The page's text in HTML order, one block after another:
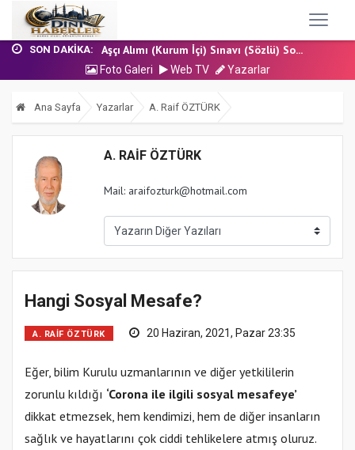
SON DAKIKA:
17 Temmuz 2026 - Cuma Hutbesi
Nakil Talebinde Bulunacak Kadrolu Kur’an...
Aşçı Alımı (Kurum İçi) Sınavı (Sözlü) So...
31 Temmuz 2026 - Cuma Hutbesi
17 Temmuz 2026 - Cuma Hutbesi
Nakil Talebinde Bulunacak Kadrolu Kur’an...
Foto Galeri Web TV Yazarlar
Ana Sayfa Yazarlar A. Raif ÖZTÜRK
A. RAIF ÖZTÜRK
Mail: araifozturk@hotmail.com
Hangi Sosyal Mesafe?
A. RAIF ÖZTÜRK 20 Haziran, 2021, Pazar 23:35
Eğer, bilim Kurulu uzmanlarının ve diğer yetkililerin
zorunlu kıldığı ‘Corona ile ilgili sosyal mesafeye’
dikkat etmezsek, hem kendimizi, hem de diğer insanların
sağlık ve hayatlarını çok ciddi tehlikelere atmış oluruz.